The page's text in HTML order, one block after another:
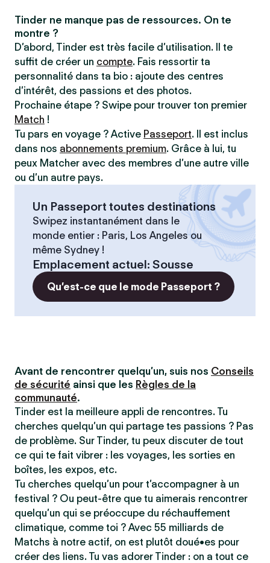
Tinder ne manque pas de ressources. On te
montre ?
D’abord, Tinder est très facile d’utilisation. Il te
suffit de créer un compte. Fais ressortir ta
personnalité dans ta bio : ajoute des centres
d’intérêt, des passions et des photos.
Prochaine étape ? Swipe pour trouver ton premier
Match !
Tu pars en voyage ? Active Passeport. Il est inclus
dans nos abonnements premium. Grâce à lui, tu
peux Matcher avec des membres d’une autre ville
ou d’un autre pays.
Un Passeport toutes destinations
Swipez instantanément dans le
monde entier : Paris, Los Angeles ou
même Sydney !
Emplacement actuel: Sousse
Qu’est-ce que le mode Passeport ?
Avant de rencontrer quelqu’un, suis nos Conseils
de sécurité ainsi que les Règles de la
communauté.
Tinder est la meilleure appli de rencontres. Tu
cherches quelqu’un qui partage tes passions ? Pas
de problème. Sur Tinder, tu peux discuter de tout
ce qui te fait vibrer : les voyages, les sorties en
boîtes, les expos, etc.
Tu cherches quelqu’un pour t’accompagner à un
festival ? Ou peut-être que tu aimerais rencontrer
quelqu’un qui se préoccupe du réchauffement
climatique, comme toi ? Avec 55 milliards de
Matchs à notre actif, on est plutôt doué•es pour
créer des liens. Tu vas adorer Tinder : on a tout ce